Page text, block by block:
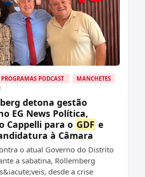
PROGRAMAS PODCAST MANCHETES
detona gestão
EG News Política,
Cappelli para o GDF e
à Câmara
o atual Governo do Distrito
a sabatina, Rollemberg
desde a crise